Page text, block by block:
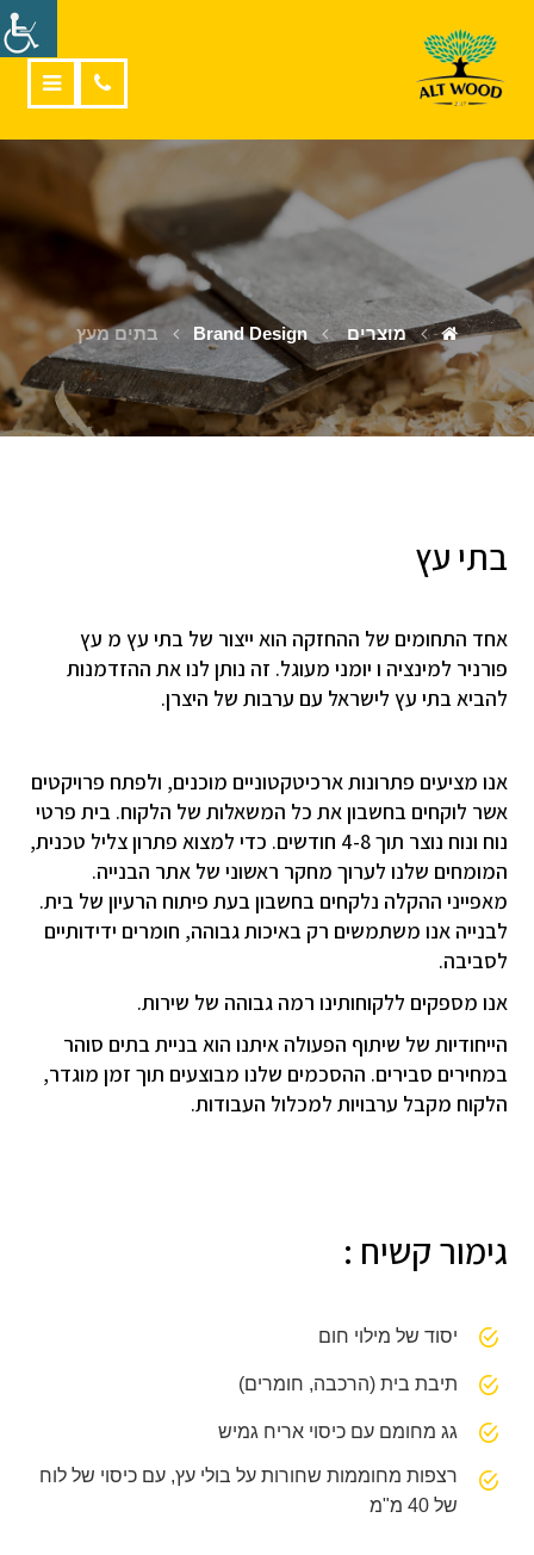
מוצרים Brand Design בתים מעץ
בתי עץ
אחד התחומים של ההחזקה הוא ייצור של בתי עץ מ עץ
פורניר למינציה ו יומני מעוגל. זה נותן לנו את ההזדמנות
להביא בתי עץ לישראל עם ערבות של היצרן.
אנו מציעים פתרונות ארכיטקטוניים מוכנים, ולפתח פרויקטים
אשר לוקחים בחשבון את כל המשאלות של הלקוח. בית פרטי
נוח ונוח נוצר תוך 4-8 חודשים. כדי למצוא פתרון צליל טכנית,
המומחים שלנו לערוך מחקר ראשוני של אתר הבנייה.
מאפייני ההקלה נלקחים בחשבון בעת ​​פיתוח הרעיון של בית.
לבנייה אנו משתמשים רק באיכות גבוהה, חומרים ידידותיים
לסביבה.
אנו מספקים ללקוחותינו רמה גבוהה של שירות.
הייחודיות של שיתוף הפעולה איתנו הוא בניית בתים סוהר
במחירים סבירים. ההסכמים שלנו מבוצעים תוך זמן מוגדר,
הלקוח מקבל ערבויות למכלול העבודות.
גימור קשיח :
יסוד של מילוי חום
תיבת בית (הרכבה, חומרים)
גג מחומם עם כיסוי אריח גמיש
רצפות מחוממות שחורות על בולי עץ, עם כיסוי של לוח
של 40 מ"מ